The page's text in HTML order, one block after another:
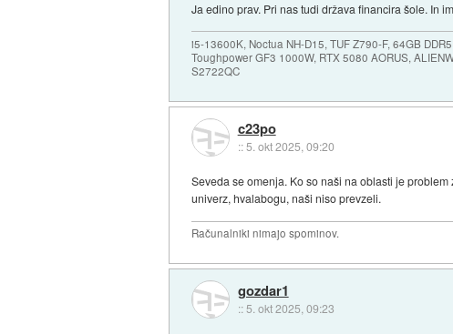
Ja edino prav. Pri nas tudi država financira šole. In
i5-13600K, Noctua NH-D15, TUF Z790-F, 64GB
Toughpower GF3 1000W, RTX 5080 AORUS,
S2722QC
c23po
::5. okt 2025, 09:20
Seveda se omenja. Ko so naši na oblasti je
univerz, hvalabogu, naši niso prevzeli.
Računalniki nimajo spominov.
gozdar1
:: 5. okt 2025, 09:23